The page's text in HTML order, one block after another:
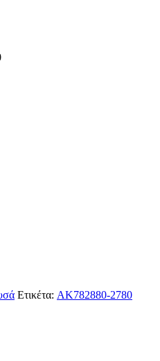
Ετικέτα: AK782880-2780